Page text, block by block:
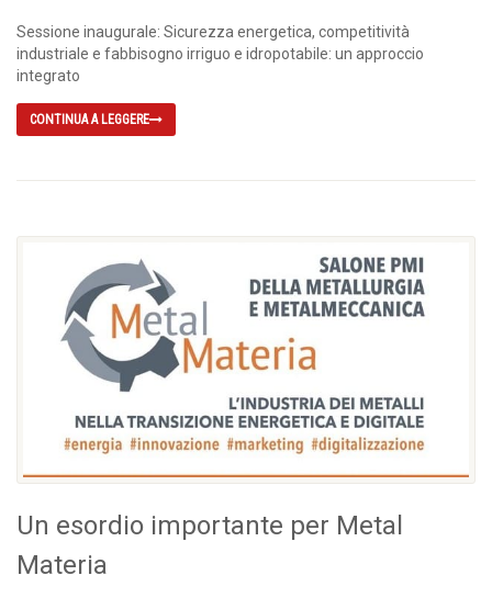
Sessione inaugurale: Sicurezza energetica, competitività
industriale e fabbisogno irriguo e idropotabile: un approccio
integrato
CONTINUA A LEGGERE
Un esordio importante per Metal
Materia